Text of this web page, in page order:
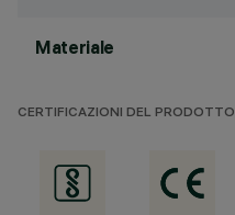
Materiale
CERTIFICAZIONI DEL PRODOTTO